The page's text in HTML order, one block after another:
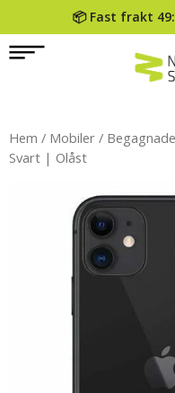
📦 Fast frakt
Hem / Mobiler /
Svart | Olåst